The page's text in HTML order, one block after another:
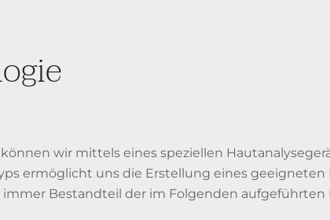
wir mittels eines speziellen
ermöglicht uns die Erstellung eines
Bestandteil der im Folgenden